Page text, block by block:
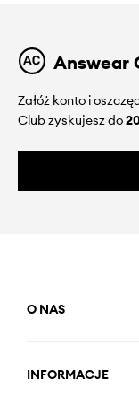
Answear
Załóż konto i
Club zyskujesz do
O NAS
INFORMACJE